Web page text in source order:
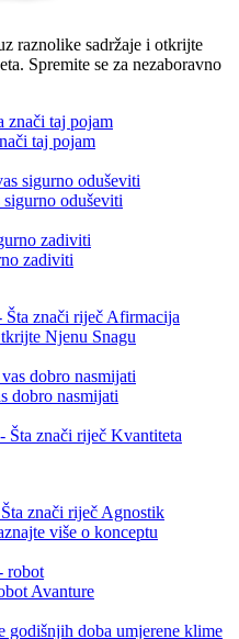
raznolike sadržaje i otkrijte
Spremite se za nezaboravno
taj pojam
oduševiti
zadiviti
Njenu Snagu
dobro nasmijati
više o konceptu
Avanture